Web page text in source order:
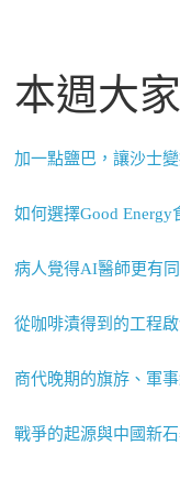
本週大
加一點鹽巴，讓沙士
如何選擇Good Energy
病人覺得AI醫師更有
從咖啡漬得到的工程
商代晚期的旗斿、軍
戰爭的起源與中國新